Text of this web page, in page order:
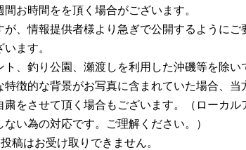
お時間をを頂く場合がございます。
、情報提供者様より急ぎで公開するようにご
ます。
、釣り公園、瀬渡しを利用した沖磯等を除い
徴的な背景がお写真に含まれていた場合、当
をさせて頂く場合もございます。（ローカル
い為の対応です。ご理解ください。）
稿はお受け取りできません。